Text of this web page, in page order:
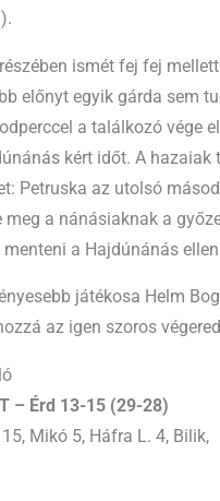
ismét fej fej
előnyt egyik gárda sem
a találkozó vége
kért időt. A hazaiak
Petruska az utolsó
a nánásiaknak a
a Hajdúnánás
játékosa Helm
az igen szoros
– Érd 13-15 (29-28)
Mikó 5, Háfra L. 4, Bilik,